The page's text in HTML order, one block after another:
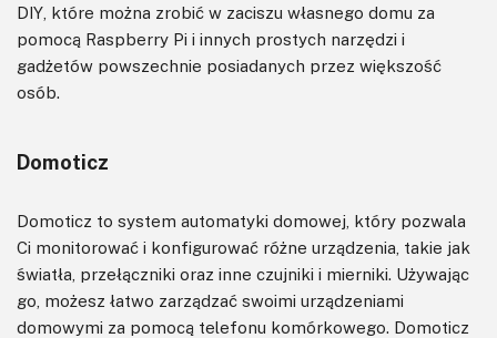
DIY, które można zrobić w zaciszu własnego domu za
pomocą Raspberry Pi i innych prostych narzędzi i
gadżetów powszechnie posiadanych przez większość
osób.
Domoticz
Domoticz to system automatyki domowej, który pozwala
Ci monitorować i konfigurować różne urządzenia, takie jak
światła, przełączniki oraz inne czujniki i mierniki. Używając
go, możesz łatwo zarządzać swoimi urządzeniami
domowymi za pomocą telefonu komórkowego. Domoticz